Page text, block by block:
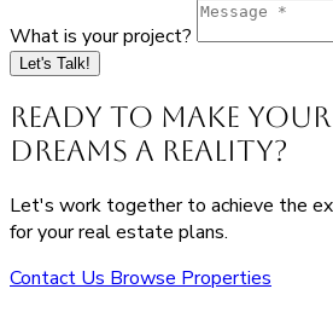
What is your project?
Let's Talk!
Ready to Make
Dreams a Reality?
Let's work together to achieve the
for your real estate plans.
Contact Us Browse Properties